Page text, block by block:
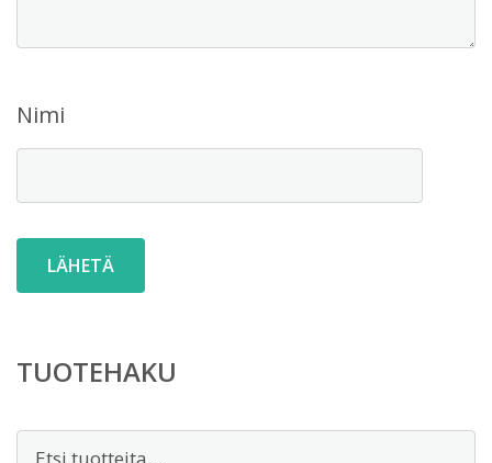
Nimi
TUOTEHAKU